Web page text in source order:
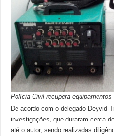
Polícia Civil recupera
De acordo com o delegado Deyvid
investigações, que duraram cerca
até o autor, sendo realizadas